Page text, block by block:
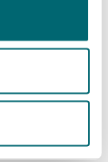
Beratung
etwa erst
gleich
sich
– der
des